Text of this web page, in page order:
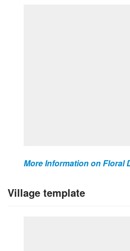
More Information on Floral
Village template